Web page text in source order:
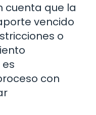
cuenta que la
vencido
o
con